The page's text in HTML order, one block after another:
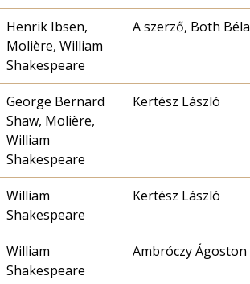
Henrik Ibsen,
Molière, William
Shakespeare
A szerző, Both Béla
George Bernard
Shaw, Molière,
William
Shakespeare
Kertész László
William
Shakespeare
Kertész László
William
Shakespeare
Ambróczy Ágoston